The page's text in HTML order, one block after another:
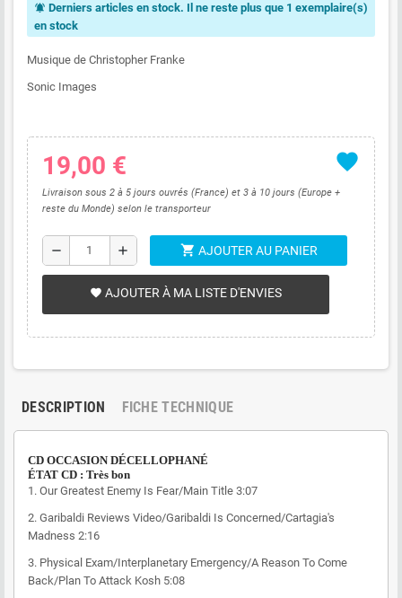
notifications_active Derniers articles en stock. Il ne reste plus que 1 exemplaire(s)
en stock
Musique de Christopher Franke
Sonic Images
favorite
19,00 €
Livraison sous 2 à 5 jours ouvrés (France) et 3 à 10 jours (Europe +
reste du Monde) selon le transporteur
remove add shopping_cart AJOUTER AU PANIER
favorite AJOUTER À MA LISTE D'ENVIES
DESCRIPTION FICHE TECHNIQUE
CD OCCASION DÉCELLOPHANÉ
ÉTAT CD : Très bon
1. Our Greatest Enemy Is Fear/Main Title 3:07
2. Garibaldi Reviews Video/Garibaldi Is Concerned/Cartagia's
Madness 2:16
3. Physical Exam/Interplanetary Emergency/A Reason To Come
Back/Plan To Attack Kosh 5:08